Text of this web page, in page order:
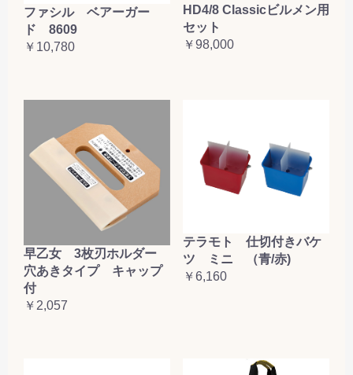
ファシル ベアーガー
ド 8609
￥10,780
HD4/8 Classicビルメン用
セット
￥98,000
早乙女 3枚刃ホルダー
穴あきタイプ キャップ
付
￥2,057
テラモト 仕切付きバケ
ツ ミニ （青/赤)
￥6,160